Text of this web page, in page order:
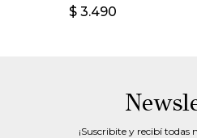
$ 3.490
¡Suscribite y recibí todas